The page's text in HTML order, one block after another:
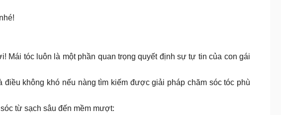
Mái tóc luôn là một phần quan trọng quyết định sự tự tin của con gái
không khó nếu nàng tìm kiếm được giải pháp chăm sóc tóc phù
từ sạch sâu đến mềm mượt: